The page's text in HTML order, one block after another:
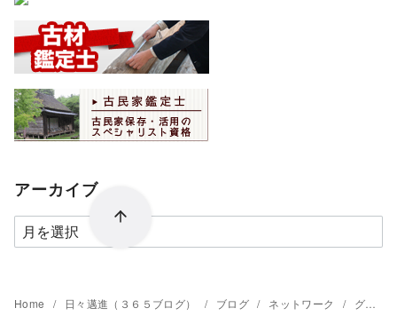
アーカイブ
ア
ー
イ
Home 日々邁進（３６５ブログ） ブログ ネットワーク グリーン建築推進協議会【古民家再生協会全国連絡会議】近畿地区会員大会